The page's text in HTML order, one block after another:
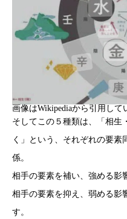
画像はWikipediaから引用して
そしてこの５種類は、「相生
く」という、それぞれの要素
係。
相手の要素を補い、強める影
相手の要素を抑え、弱める影
す。